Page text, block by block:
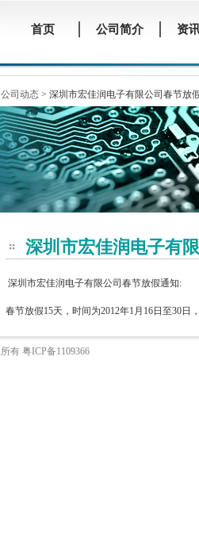
公司动态> 深圳市宏佳润电子有限公司春节放
深圳市宏佳润电子有
深圳市宏佳润电子有限公司春节放假通知:
春节放假15天，时间为2012年1月16日至30日
有 粤ICP备1109366